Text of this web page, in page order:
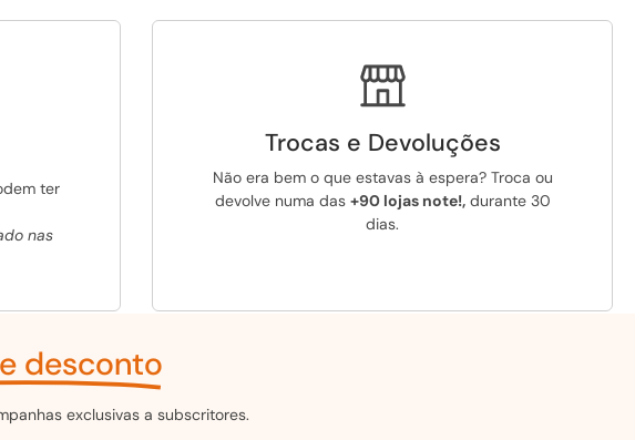
ter
nas
Trocas e Devoluções
Não era bem o que estavas à espera? Troca ou
devolve numa das +90 lojas note!,durante 30
dias.
desconto
exclusivas a subscritores.